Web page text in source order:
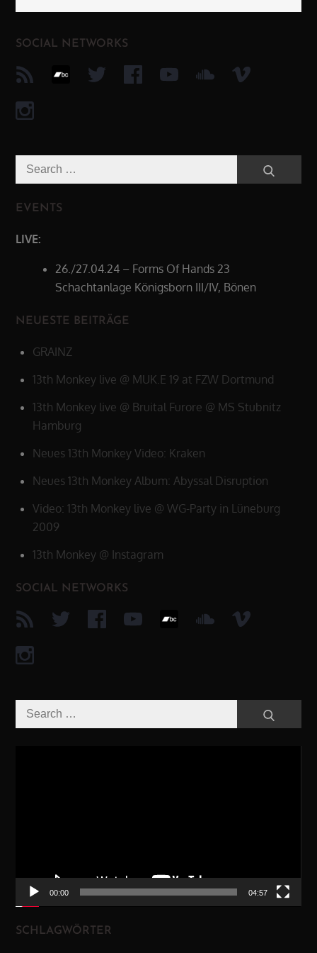
SOCIAL NETWORKS
Search
for:
EVENTS
LIVE:
26./27.04.24 – Forms Of Hands 23
Schachtanlage Königsborn III/IV, Bönen
NEUESTE BEITRÄGE
GRAINZ
13th Monkey live @ MUK.E 19 at FZW Dortmund
13th Monkey live @ Bruital Furore @ MS Stubnitz
Hamburg
Neues 13th Monkey Video: Kraken
Neues 13th Monkey Album: Abyssal Disruption
Video: 13th Monkey live @ WG-Party in Lüneburg
2009
13th Monkey @ Instagram
SOCIAL NETWORKS
Search
for:
00:00 04:57
SCHLAGWÖRTER